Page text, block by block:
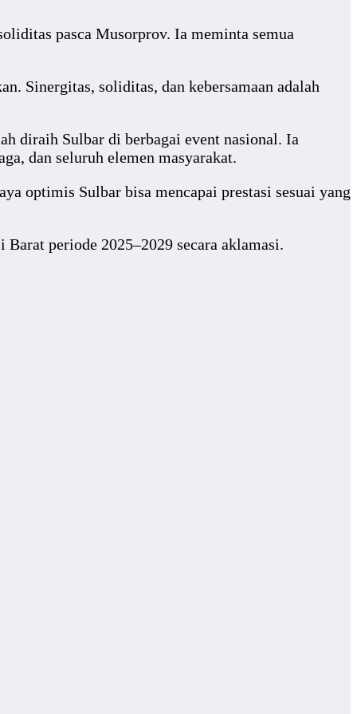
pasca Musorprov. Ia meminta semua
Sinergitas, soliditas, dan kebersamaan adalah
diraih Sulbar di berbagai event nasional. Ia
dan seluruh elemen masyarakat.
optimis Sulbar bisa mencapai prestasi sesuai yang
periode 2025–2029 secara aklamasi.